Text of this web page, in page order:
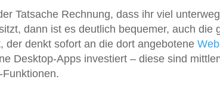
Tatsache Rechnung, dass ihr viel
dann ist es deutlich bequemer, auch die
der denkt sofort an die dort angebotene
Desktop-Apps investiert – diese sind